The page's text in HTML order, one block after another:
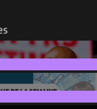
376Posts